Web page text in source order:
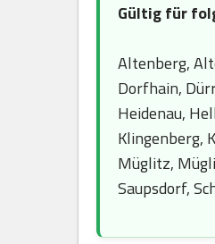
Gültig für
Altenberg,
Dorfhain,
Heidenau,
Klingenberg,
Müglitz,
Saupsdorf,